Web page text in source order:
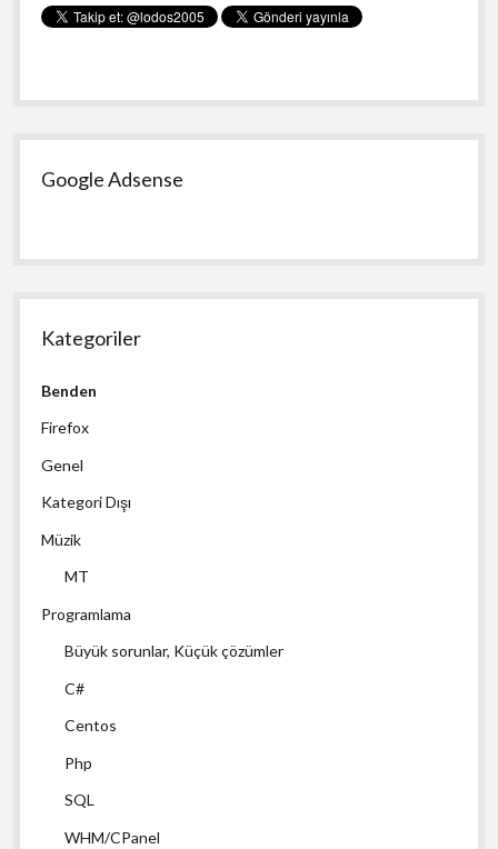
Google Adsense
Kategoriler
Benden
Firefox
Genel
Kategori Dışı
Müzik
MT
Programlama
Büyük sorunlar, Küçük çözümler
C#
Centos
Php
SQL
WHM/CPanel